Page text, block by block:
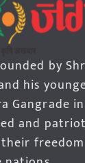
by
his
Gangrade
and